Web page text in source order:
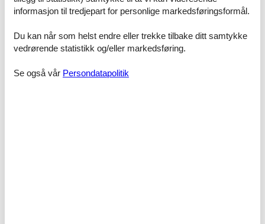
uns herzlich Willkommen!
Fasiliteter
informasjon til tredjepart for personlige markedsføringsformål.
Du kan når som helst endre eller trekke tilbake ditt samtykke
vedrørende statistikk og/eller markedsføring.
Se også vår Persondatapolitik